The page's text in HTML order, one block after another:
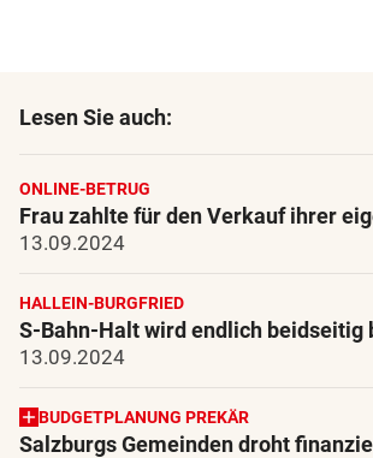
Lesen Sie auch:
ONLINE-BETRUG
Frau zahlte für den Verkauf ihrer
13.09.2024
HALLEIN-BURGFRIED
S-Bahn-Halt wird endlich beidseitig
13.09.2024
BUDGETPLANUNG PREKÄR
Salzburgs Gemeinden droht